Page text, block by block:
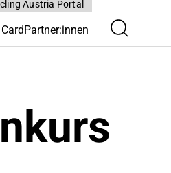
Partner:innen
Austria Portal